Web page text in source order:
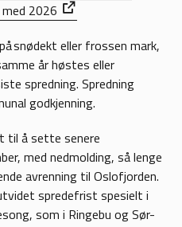
2026
snødekt eller frossen mark,
år høstes eller
spredning. Spredning
godkjenning.
til å sette senere
med nedmolding, så lenge
avrenning til Oslofjorden.
spredefrist spesielt i
som i Ringebu og Sør-